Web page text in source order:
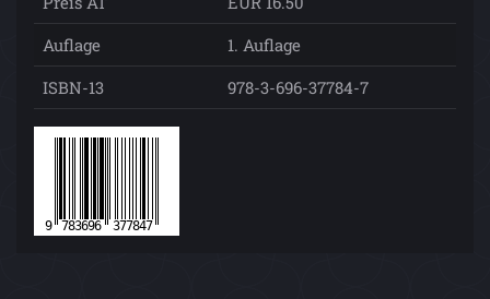
Auflage
1. Auflage
ISBN-13
978-3-696-37784-7